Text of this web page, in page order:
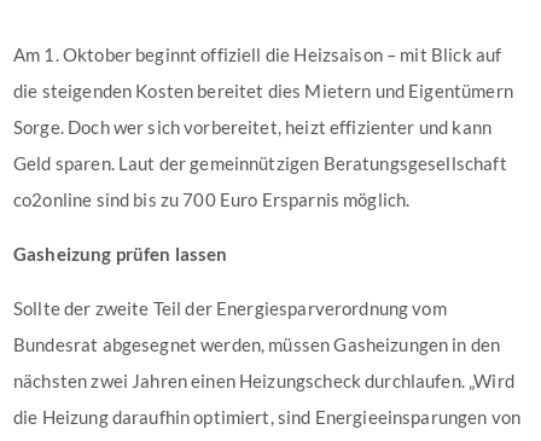
Am 1. Oktober beginnt offiziell die Heizsaison – mit Blick auf
die steigenden Kosten bereitet dies Mietern und Eigentümern
Sorge. Doch wer sich vorbereitet, heizt effizienter und kann
Geld sparen. Laut der gemeinnützigen Beratungsgesellschaft
co2online sind bis zu 700 Euro Ersparnis möglich.
Gasheizung prüfen lassen
Sollte der zweite Teil der Energiesparverordnung vom
Bundesrat abgesegnet werden, müssen Gasheizungen in den
nächsten zwei Jahren einen Heizungscheck durchlaufen. „Wird
die Heizung daraufhin optimiert, sind Energieeinsparungen von